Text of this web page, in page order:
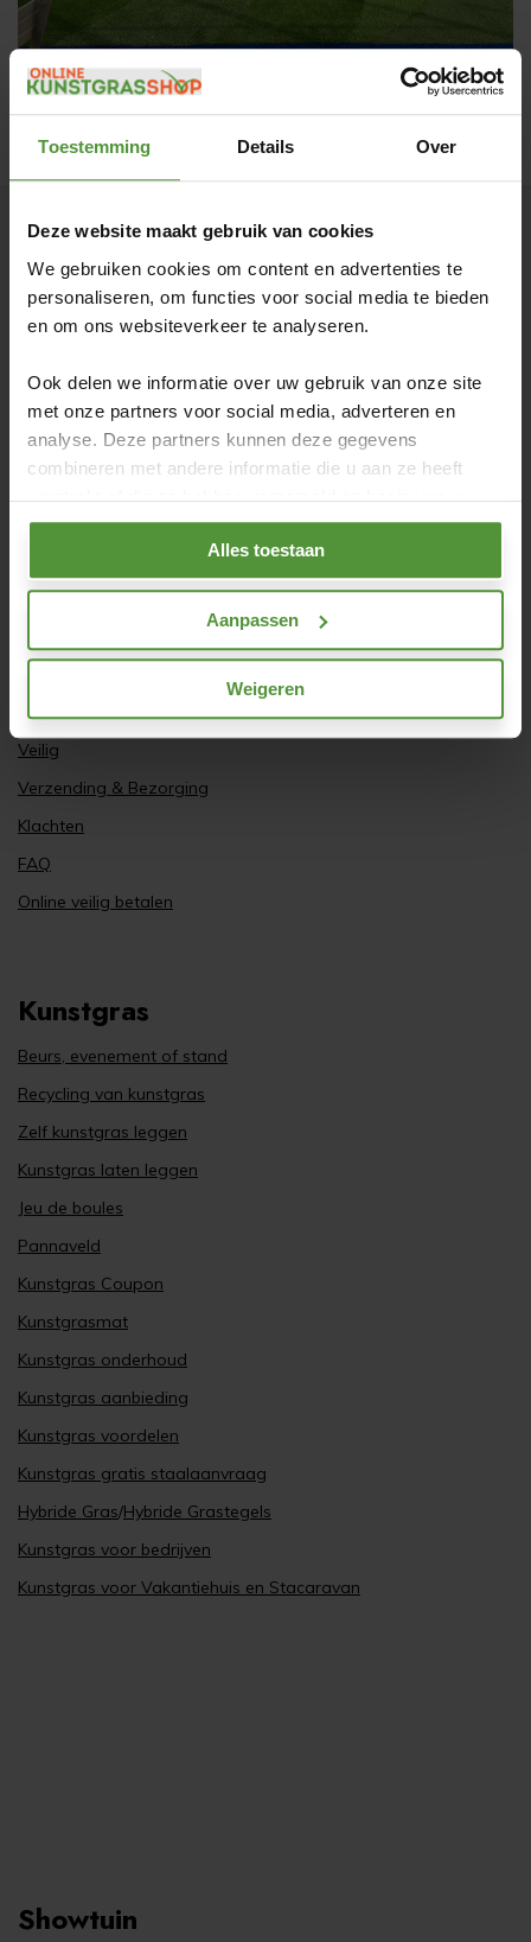
Toestemming Details Over
Deze website maakt gebruik van cookies
We gebruiken cookies om content en advertenties te
personaliseren, om functies voor social media te bieden
en om ons websiteverkeer te analyseren.
Ook delen we informatie over uw gebruik van onze site
met onze partners voor social media, adverteren en
analyse. Deze partners kunnen deze gegevens
combineren met andere informatie die u aan ze heeft
verstrekt of die ze hebben verzameld op basis van uw
gebruik van hun services.
Alles toestaan
Aanpassen
Weigeren
Klantenservice
Algemene voorwaarden
Bestelling
Betaling
Garantie
Inmeetservice
Retourneren & Service
Veilig
Verzending & Bezorging
Klachten
FAQ
Online veilig betalen
Kunstgras
Beurs, evenement of stand
Recycling van kunstgras
Zelf kunstgras leggen
Kunstgras laten leggen
Jeu de boules
Pannaveld
Kunstgras Coupon
Kunstgrasmat
Kunstgras onderhoud
Kunstgras aanbieding
Kunstgras voordelen
Kunstgras gratis staalaanvraag
Hybride Gras/Hybride Grastegels
Kunstgras voor bedrijven
Kunstgras voor Vakantiehuis en Stacaravan
Showtuin